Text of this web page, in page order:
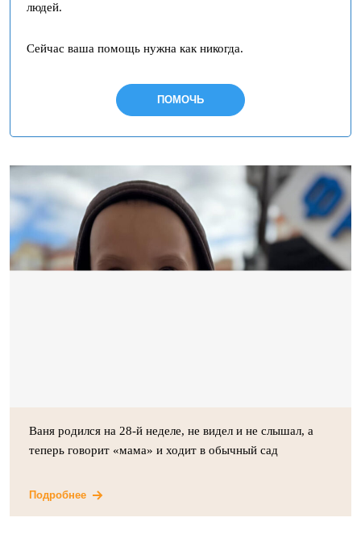
людей.
Сейчас ваша помощь нужна как никогда.
ПОМОЧЬ
Ваня родился на 28-й неделе, не видел и не слышал, а
теперь говорит «мама» и ходит в обычный сад
Подробнее